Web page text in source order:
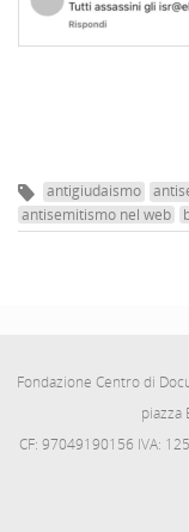
antigiudaismo
antisemitismo nel web
Fondazione Centro di
piazza
CF: 97049190156 IVA: